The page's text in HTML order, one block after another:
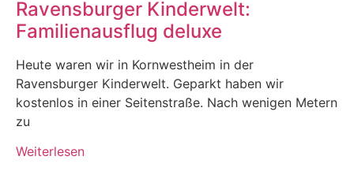
Ravensburger Kinderwelt:
Familienausflug deluxe
Heute waren wir in Kornwestheim in der
Ravensburger Kinderwelt. Geparkt haben wir
kostenlos in einer Seitenstraße. Nach wenigen Metern
zu
Weiterlesen